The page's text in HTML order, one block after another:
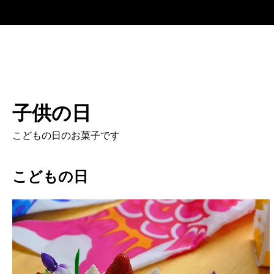
子供の日
こどもの日のお菓子です
こどもの日